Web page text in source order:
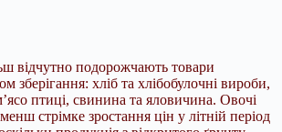
відчутно подорожчають товари
зберігання: хліб та хлібобулочні вироби,
птиці, свинина та яловичина. Овочі
стрімке зростання цін у літній період